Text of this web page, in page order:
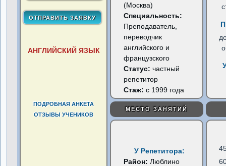
АНГЛИЙСКИЙ ЯЗЫК
ПОДРОБНАЯ АНКЕТА
ОТЗЫВЫ УЧЕНИКОВ
(Москва)
Специальность:
Преподаватель,
переводчик
английского и
французского
Статус:частный
репетитор
Стаж: с 1999 года
МЕСТО ЗАНЯТИЙ
У Репетитора:
Район:Люблино